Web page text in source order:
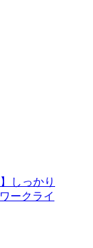
しっかり
ークライ